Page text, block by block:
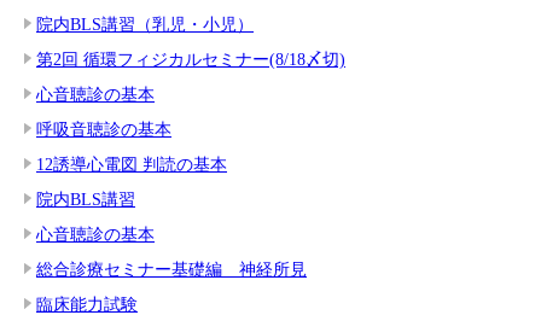
院内BLS講習（乳児・小児）
第2回 循環フィジカルセミナー(8/18〆切)
心音聴診の基本
呼吸音聴診の基本
12誘導心電図 判読の基本
院内BLS講習
心音聴診の基本
総合診療セミナー基礎編 神経所見
臨床能力試験